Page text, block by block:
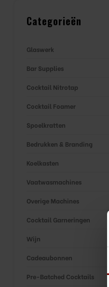
Categorieën
Glaswerk
Bar Supplies
Cocktail Nitrotap
Cocktail Foamer
Spoelkratten
Bedrukken & Branding
Koelkasten
Vaatwasmachines
Overige Machines
Cocktail Garneringen
Wijn
Cadeaubonnen
Pre-Batched Cocktails